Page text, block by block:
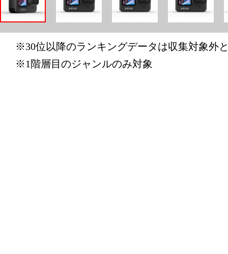
2022/04/24
TV・オー
キング：15位
※30位以降のランキングデータは収集対象外
※1階層目のジャンルのみ対象